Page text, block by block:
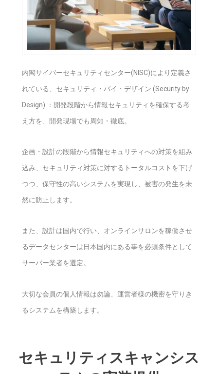
内閣サイバーセキュリティセンター(NISC)により定義さ
れている、セキュリティ・バイ・デザイン (Security by
Design) ：開発段階から情報セキュリティを確保する考
え方を、開発現場でも周知・徹底。
企画・設計の段階から情報セキュリティへの対策を組み
込み、セキュリティ対策に対するトータルコストを下げ
つつ、保守性の高いシステムを実現し、被害の発生を未
然に防止します。
また、設計は国内で行い、オンラインサロンを稼働させ
るデータセンターは日本国内にある事を必須条件として
サーバー業者を選定。
大切な会員の個人情報は勿論、運営者様の機密を守りき
るシステムを構築します。
セキュリティスキャンシス